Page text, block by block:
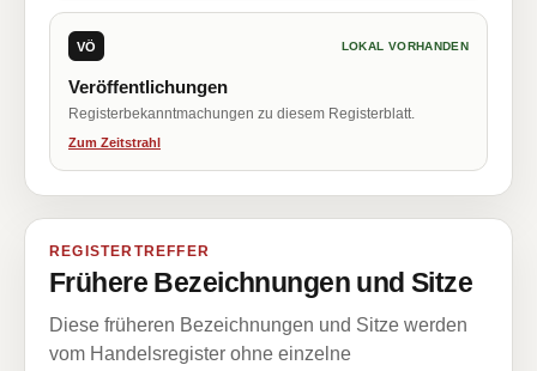
VÖ LOKAL VORHANDEN
Veröffentlichungen
Registerbekanntmachungen zu diesem Registerblatt.
Zum Zeitstrahl
REGISTERTREFFER
Frühere Bezeichnungen und Sitze
Diese früheren Bezeichnungen und Sitze werden
vom Handelsregister ohne einzelne